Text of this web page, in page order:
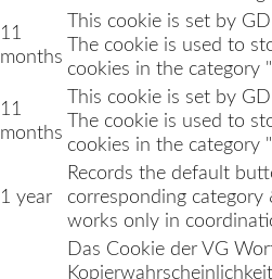
11
months
This cookie is set by
The cookie is used to
cookies in the category
11
months
This cookie is set by
The cookie is used to
cookies in the category
1 year
Records the default
corresponding
works only in
Das Cookie der VG